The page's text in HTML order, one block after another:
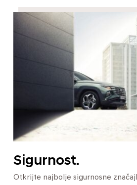
Sigurnost.
Otkrijte najbolje sigurnosne